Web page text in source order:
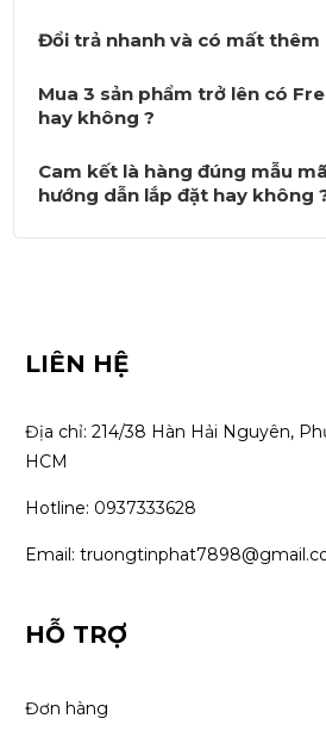
Đổi trả nhanh và có mất thêm
Mua 3 sản phẩm trở lên có
hay không ?
Cam kết là hàng đúng mẫu
hướng dẫn lắp đặt hay không
LIÊN HỆ
Địa chỉ: 214/38 Hàn Hải Nguyên,
HCM
Hotline: 0937333628
Email:
HỖ TRỢ
Đơn hàng